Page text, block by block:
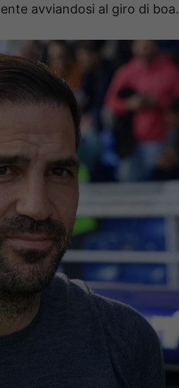
avviandosi al giro di boa.